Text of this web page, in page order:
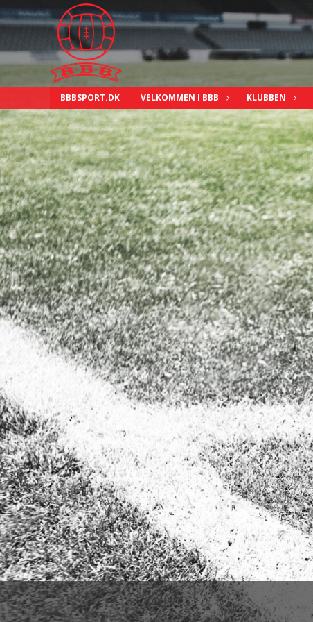
BBBSPORT.DK VELKOMMEN I BBB KLUBBEN